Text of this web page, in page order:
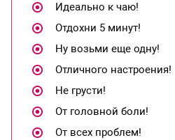
Идеально к чаю!
Отдохни 5 минут!
Ну возьми еще одну!
Отличного настроения!
Не грусти!
От головной боли!
От всех проблем!